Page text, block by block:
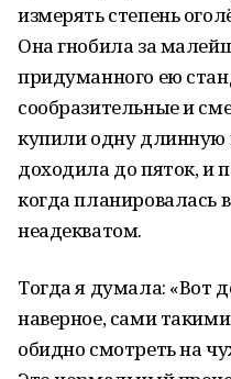
измерять степень
Она гнобила за
придуманного ею
сообразительные и
купили одну
доходила до пяток, и
когда планировалась
неадекватом.
Тогда я думала: «Вот
наверное, сами
обидно смотреть на